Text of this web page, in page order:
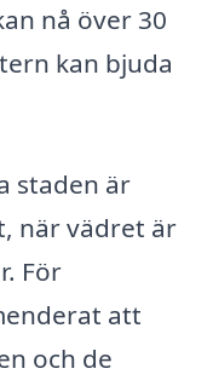
nå över 30
kan bjuda
staden är
när vädret är
För
att
och de